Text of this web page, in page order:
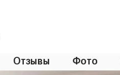
Отзывы Фото